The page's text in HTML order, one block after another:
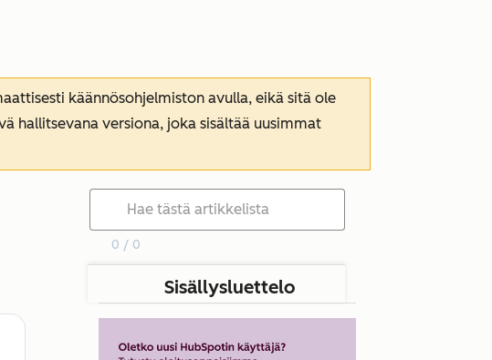
käännösohjelmiston avulla, eikä sitä ole
hallitsevana versiona, joka sisältää uusimmat
0 / 0
Sisällysluettelo